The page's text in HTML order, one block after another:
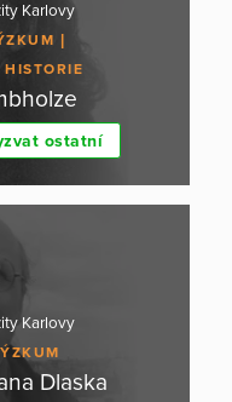
Karlovy
ostatní
Karlovy
Dlaska